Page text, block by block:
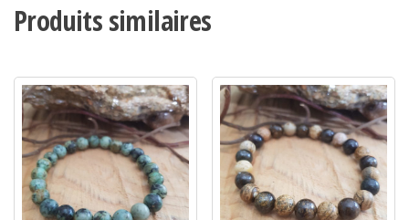
Produits similaires